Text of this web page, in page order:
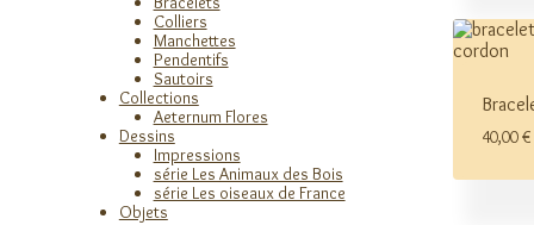
40,00€
Colliers
Manchettes
Pendentifs
Sautoirs
Collections
Aeternum Flores
Dessins
Impressions
série Les Animaux des Bois
série Les oiseaux de France
Objets